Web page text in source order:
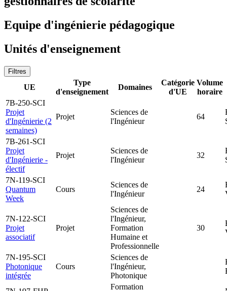
Equipe d'ingénierie pédagogique
Unités d'enseignement
Filtres
UE
Type
d'enseignement
Domaines
Catégorie
d'UE
Volume
horaire
7B-250-SCI
Projet
d'Ingénierie (2
semaines)
Projet
Sciences de
l'Ingénieur
64
7B-261-SCI
Projet
d'Ingénierie -
électif
Projet
Sciences de
l'Ingénieur
32
7N-119-SCI
Quantum
Week
Cours
Sciences de
l'Ingénieur
24
7N-122-SCI
Projet
associatif
Projet
Sciences de
l'Ingénieur,
Formation
Humaine et
Professionnelle
30
7N-195-SCI
Photonique
intégrée
Cours
Sciences de
l'Ingénieur,
Photonique
Formation